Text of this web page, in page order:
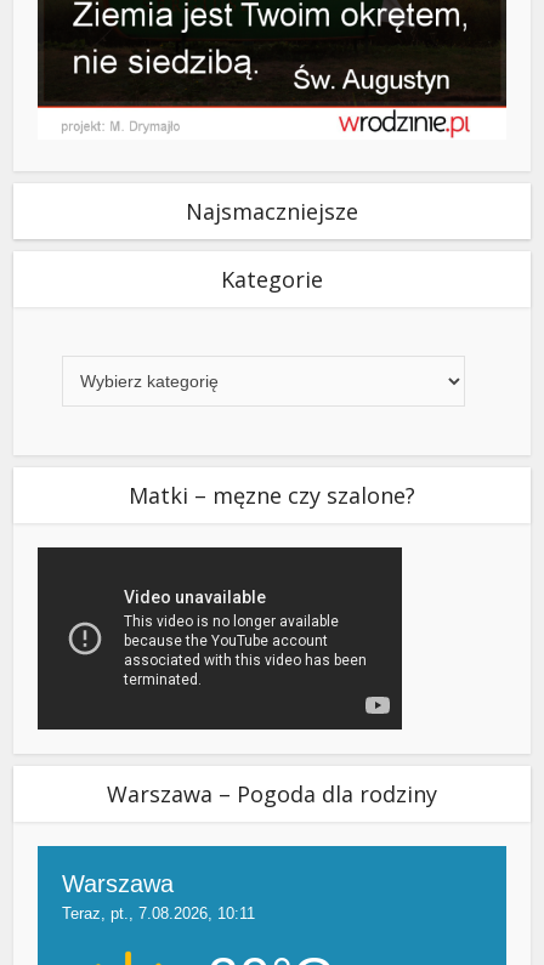
Najsmaczniejsze
Kategorie
Matki – męzne czy szalone?
Warszawa – Pogoda dla rodziny